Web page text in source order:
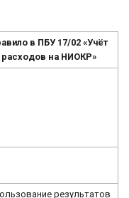
в ПБУ 17/02 «Учёт
расходов на НИОКР»
результатов